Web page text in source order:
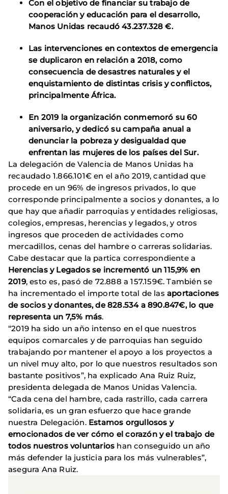
Con el objetivo de financiar su trabajo de
cooperación y educación para el desarrollo,
Manos Unidas recaudó 43.237.328 €.
Las intervenciones en contextos de emergencia
se duplicaron en relación a 2018, como
consecuencia de desastres naturales y el
enquistamiento de distintas crisis y conflictos,
principalmente África.
En 2019 la organización conmemoró su 60
aniversario, y dedicó su campaña anual a
denunciar la pobreza y desigualdad que
enfrentan las mujeres de los países del Sur.
La delegación de Valencia de Manos Unidas ha
recaudado 1.866.101€ en el año 2019, cantidad que
procede en un 96% de ingresos privados, lo que
corresponde principalmente a socios y donantes, a lo
que hay que añadir parroquias y entidades religiosas,
colegios, empresas, herencias y legados, y otros
ingresos que proceden de actividades como
mercadillos, cenas del hambre o carreras solidarias.
Cabe destacar que la partica correspondiente a
Herencias y Legados se incrementó un 115,9% en
2019, esto es, pasó de 72.888 a 157.159€. También se
ha incrementado el importe total de lasaportaciones
de socios y donantes, de 828.534 a 890.847€, lo que
representa un 7,5% más.
“2019 ha sido un año intenso en el que nuestros
equipos comarcales y de parroquias han seguido
trabajando por mantener el apoyo a los proyectos a
un nivel muy alto, por lo que nuestros resultados son
bastante positivos”, ha explicado Ana Ruiz Ruiz,
presidenta delegada de Manos Unidas Valencia.
“Cada cena del hambre, cada rastrillo, cada carrera
solidaria, es un gran esfuerzo que hace grande
nuestra Delegación. Estamos orgullosos y
emocionados de ver cómo el corazón y el trabajo de
todos nuestros voluntarios han conseguido un año
más defender la justicia para los más vulnerables”,
asegura Ana Ruiz.